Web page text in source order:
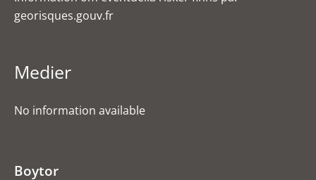
georisques.gouv.fr
Medier
No information available
Boytor